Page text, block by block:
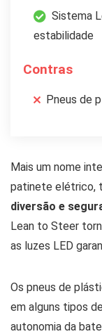
Sistema
estabilidade
Contras
Pneus de
Mais um nome
patinete elétrico,
diversão e
Lean to Steer
as luzes LED
Os pneus de
em alguns tipos
autonomia da